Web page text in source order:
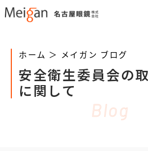
Blog
ホーム ＞ メイガン ブログ
安全衛生委員会の
に関して